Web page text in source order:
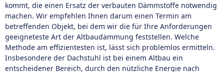
kommt, die einen Ersatz der verbauten Dämmstoffe notwendig
machen. Wir empfehlen Ihnen darum einen Termin am
betreffenden Objekt, bei dem wir die für Ihre Anforderungen
geeigneteste Art der Altbaudämmung feststellen. Welche
Methode am effizientesten ist, lässt sich problemlos ermitteln.
Insbesondere der Dachstuhl ist bei einem Altbau ein
entscheidener Bereich, durch den nützliche Energie nach